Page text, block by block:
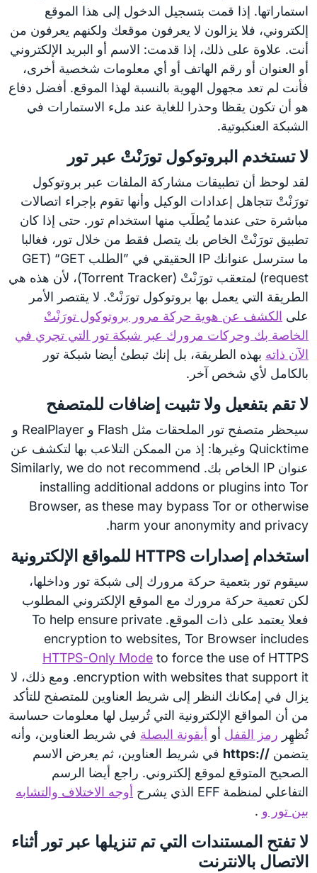
استماراتها. إذا قمت بتسجيل الدخول إلى هذا الموقع
إلكتروني، فلا يزالون لا يعرفون موقعك ولكنهم يعرفون من
أنت. علاوة على ذلك، إذا قدمت: الاسم أو البريد الإلكتروني
أو العنوان أو رقم الهاتف أو أي معلومات شخصية أخرى،
فأنت لم تعد مجهول الهوية بالنسبة لهذا الموقع. أفضل دفاع
هو أن تكون يقظا وحذرا للغاية عند ملء الاستمارات في
الشبكة العنكبوتية.
لا تستخدم البروتوكول تورَنْتْ عبر تور
لقد لوحظ أن تطبيقات مشاركة الملفات عبر بروتوكول
تورَنْتْ تتجاهل إعدادات الوكيل وأنها تقوم بإجراء اتصالات
مباشرة حتى عندما يُطلَب منها استخدام تور. حتى إذا كان
تطبيق تورَنْتْ الخاص بك يتصل فقط من خلال تور، فغالبا
ما سترسل عنوانك IP الحقيقي في ”الطلب GET‏“ (GET
request) لمتعقب تورَنْتْ (Torrent Tracker)، لأن هذه هي
الطريقة التي يعمل بها بروتوكول تورَنْتْ. لا يقتصر الأمر
على الكشف عن هوية حركة مرور بروتوكول تورَنْتْ
الخاصة بك وحركات مرورك عبر شبكة تور التي تجري في
الآن ذاته بهذه الطريقة، بل إنك تبطئ أيضا شبكة تور
بالكامل لأي شخص آخر.
لا تقم بتفعيل ولا تثبيت إضافات للمتصفح
سيحظر متصفح تور الملحقات مثل Flash و RealPlayer و
Quicktime وغيرها: إذ من الممكن التلاعب بها لتكشف عن
عنوان IP الخاص بك. Similarly, we do not recommend
installing additional addons or plugins into Tor
Browser, as these may bypass Tor or otherwise
harm your anonymity and privacy.
استخدام إصدارات HTTPS للمواقع الإلكترونية
سيقوم تور بتعمية حركة مرورك إلى شبكة تور وداخلها،
لكن تعمية حركة مرورك مع الموقع الإلكتروني المطلوب
فعلا يعتمد على ذات الموقع. To help ensure private
encryption to websites, Tor Browser includes
HTTPS-Only Mode to force the use of HTTPS
encryption with websites that support it. ومع ذلك، لا
يزال في إمكانك النظر إلى شريط العناوين للمتصفح للتأكد
من أن المواقع الإلكترونية التي تُرسِل لها معلومات حساسة
تُظهِر رمز القفل أو أيقونة البصلة في شريط العناوين، وأنه
يتضمن https://‎ في شريط العناوين، ثم يعرض الاسم
الصحيح المتوقع لموقع إلكتروني. راجع أيضا الرسم
التفاعلي لمنظمة EFF الذي يشرح
أوجه الاختلاف والتشابه
بين تور و .
لا تفتح المستندات التي تم تنزيلها عبر تور أثناء
الاتصال بالانترنت